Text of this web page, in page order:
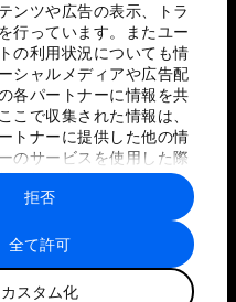
ンツや広告の表示、トラ
行っています。またユー
の利用状況についても情
シャルメディアや広告配
各パートナーに情報を共
こで収集された情報は、
トナーに提供した他の情
のサービスを使用した際
と組み合わされ、各パー
用されることがありま
全て許可
カスタム化
拒否
ーと利用規約
ップ